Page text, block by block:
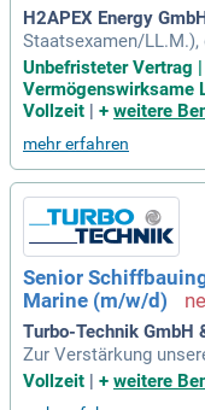
H2APEX Energy
Staatsexamen/
r der
s; Du bringst
m Contract- und
Unbefristeter Vertrag
Vermögenswirksame
Vollzeit | + weitere
mehr erfahren
Senior
Marine (m/w/d)
Turbo-Technik GmbH
Zur Verstärkung
n Schiffbauingenieur
Vollzeit
+ weitere